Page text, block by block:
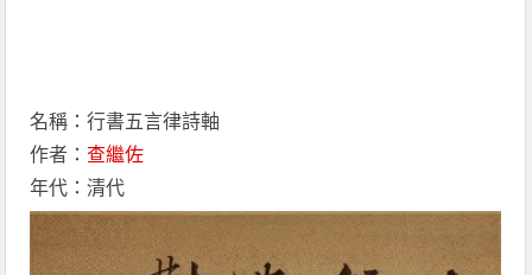
名稱：行書五言律詩軸
作者： 查繼佐
年代：清代